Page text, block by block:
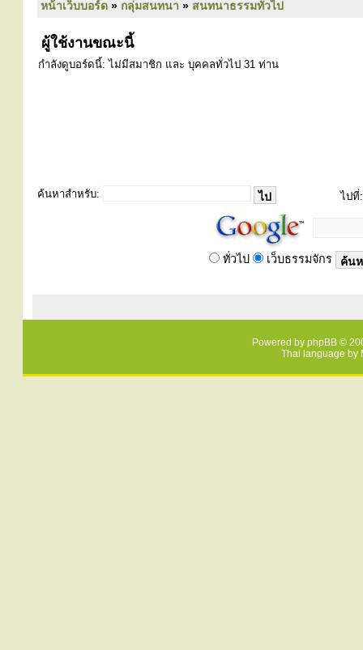
หน้าเว็บบอร์ด » กลุ่มสนทนา » สนทนาธรรมทั่วไป
ผู้ใช้งานขณะนี้
กำลังดูบอร์ดนี้: ไม่มีสมาชิก และ บุคคลทั่วไป 31 ท่าน
ค้นหาสำหรับ: ไปที่:
ทั่วไป เว็บธรรมจักร
Powered by phpBB ©
Thai language by